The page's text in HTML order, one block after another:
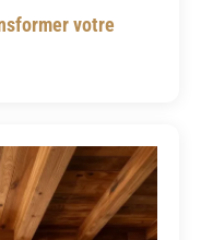
votre